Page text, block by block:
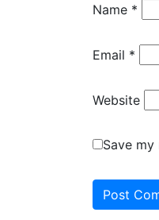
Name *
Email *
Website
Save